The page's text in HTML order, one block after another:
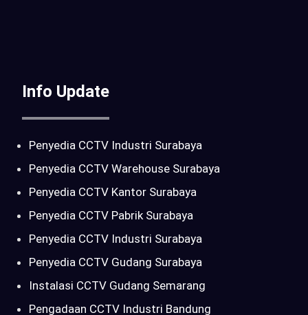
Info Update
Penyedia CCTV Industri Surabaya
Penyedia CCTV Warehouse Surabaya
Penyedia CCTV Kantor Surabaya
Penyedia CCTV Pabrik Surabaya
Penyedia CCTV Industri Surabaya
Penyedia CCTV Gudang Surabaya
Instalasi CCTV Gudang Semarang
Pengadaan CCTV Industri Bandung